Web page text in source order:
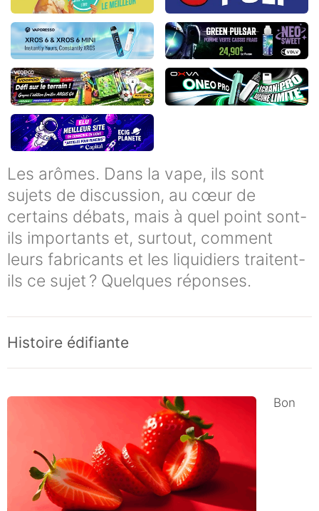
Les arômes. Dans la vape, ils sont
sujets de discussion, au cœur de
certains débats, mais à quel point sont-
ils importants et, surtout, comment
leurs fabricants et les liquidiers traitent-
ils ce sujet ? Quelques réponses.
Histoire édifiante
Bon